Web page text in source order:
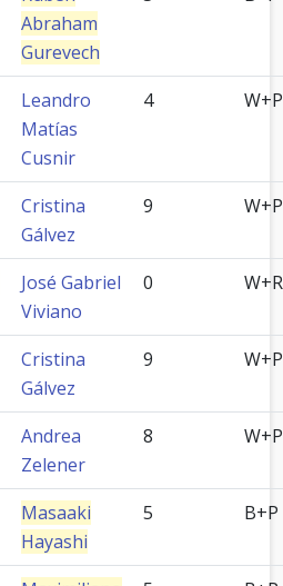
Abraham
Gurevech
Leandro
Matías
Cusnir
4 W+P
Cristina
Gálvez
9 W+P
José Gabriel
Viviano
0 W+R
Cristina
Gálvez
9 W+P
Andrea
Zelener
8 W+P
Masaaki
Hayashi
5 B+P